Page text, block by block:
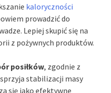
kaloryczności
prowadzić do
Lepiej skupić się na
z pożywnych produktów.
posiłków, zgodnie z
stabilizacji masy
się jako efektywne